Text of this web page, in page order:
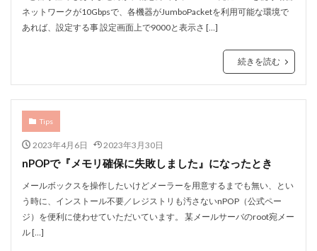
ネットワークが10Gbpsで、各機器がJumboPacketを利用可能な環境で
あれば、設定する事 設定画面上で9000と表示さ […]
続きを読む
Tips
2023年4月6日 2023年3月30日
nPOPで『メモリ確保に失敗しました』になったとき
メールボックスを操作したいけどメーラーを用意するまでも無い、とい
う時に、インストール不要／レジストリも汚さないnPOP（公式ペー
ジ）を便利に使わせていただいています。 某メールサーバのroot宛メー
ル […]